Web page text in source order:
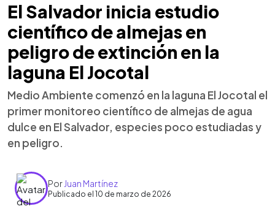
El Salvador inicia estudio
científico de almejas en
peligro de extinción en la
laguna El Jocotal
Medio Ambiente comenzó en la laguna El Jocotal el
primer monitoreo científico de almejas de agua
dulce en El Salvador, especies poco estudiadas y
en peligro.
Por Juan Martínez
Publicado el 10 de marzo de 2026